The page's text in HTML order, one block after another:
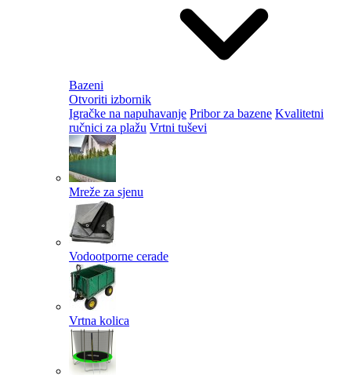
Bazeni
Otvoriti izbornik
Igračke na napuhavanje Pribor za bazene Kvalitetni
ručnici za plažu Vrtni tuševi
Mreže za sjenu
Vodootporne cerade
Vrtna kolica